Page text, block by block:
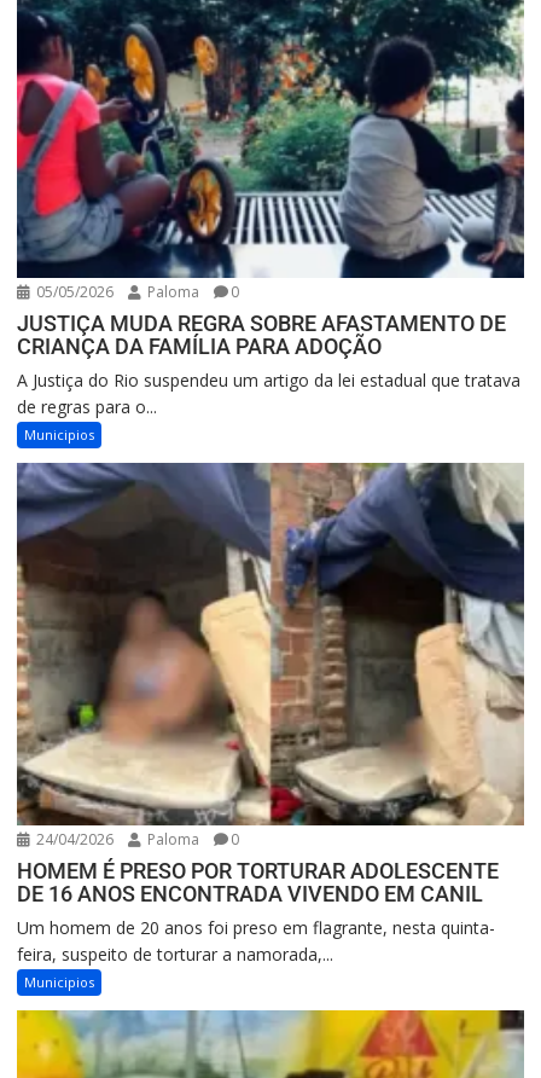
05/05/2026 Paloma 0
JUSTIÇA MUDA REGRA SOBRE AFASTAMENTO DE
CRIANÇA DA FAMÍLIA PARA ADOÇÃO
A Justiça do Rio suspendeu um artigo da lei estadual que tratava
de regras para o...
Municipios
24/04/2026 Paloma 0
HOMEM É PRESO POR TORTURAR ADOLESCENTE
DE 16 ANOS ENCONTRADA VIVENDO EM CANIL
Um homem de 20 anos foi preso em flagrante, nesta quinta-
feira, suspeito de torturar a namorada,...
Municipios